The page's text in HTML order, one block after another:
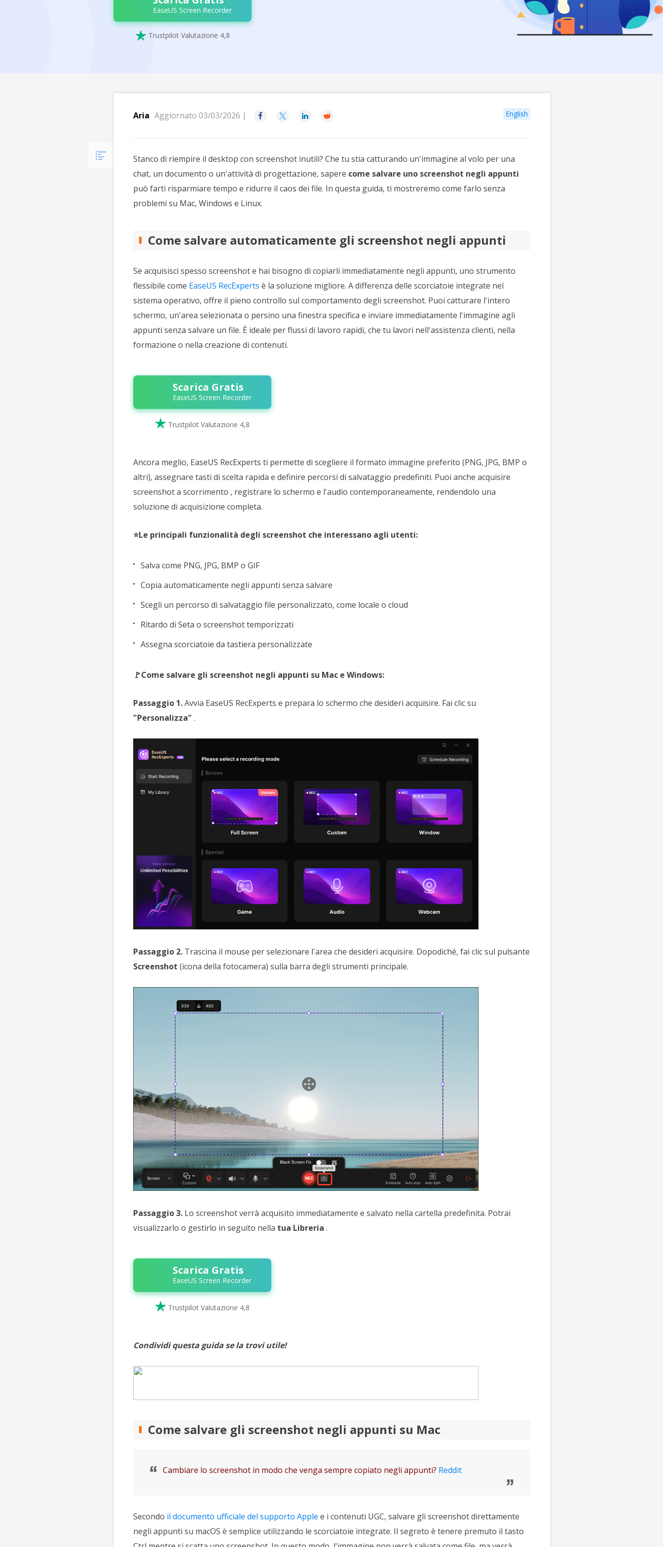
EaseUS Screen Recorder
 Trustpilot Valutazione 4,8
Aria Aggiornato 03/03/2026 |     English
Stanco di riempire il desktop con screenshot inutili? Che tu stia catturando un'immagine al volo per una
chat, un documento o un'attività di progettazione, sapere come salvare uno screenshot negli appunti
può farti risparmiare tempo e ridurre il caos dei file. In questa guida, ti mostreremo come farlo senza
problemi su Mac, Windows e Linux.
Come salvare automaticamente gli screenshot negli appunti
Se acquisisci spesso screenshot e hai bisogno di copiarli immediatamente negli appunti, uno strumento
flessibile come EaseUS RecExperts è la soluzione migliore. A differenza delle scorciatoie integrate nel
sistema operativo, offre il pieno controllo sul comportamento degli screenshot. Puoi catturare l'intero
schermo, un'area selezionata o persino una finestra specifica e inviare immediatamente l'immagine agli
appunti senza salvare un file. È ideale per flussi di lavoro rapidi, che tu lavori nell'assistenza clienti, nella
formazione o nella creazione di contenuti.
Scarica Gratis
EaseUS Screen Recorder
 Trustpilot Valutazione 4,8
Ancora meglio, EaseUS RecExperts ti permette di scegliere il formato immagine preferito (PNG, JPG, BMP o
altri), assegnare tasti di scelta rapida e definire percorsi di salvataggio predefiniti. Puoi anche acquisire
screenshot a scorrimento , registrare lo schermo e l'audio contemporaneamente, rendendolo una
soluzione di acquisizione completa.
⭐Le principali funzionalità degli screenshot che interessano agli utenti:
Salva come PNG, JPG, BMP o GIF
Copia automaticamente negli appunti senza salvare
Scegli un percorso di salvataggio file personalizzato, come locale o cloud
Ritardo di Seta o screenshot temporizzati
Assegna scorciatoie da tastiera personalizzate
🚩Come salvare gli screenshot negli appunti su Mac e Windows:
Passaggio 1.Avvia EaseUS RecExperts e prepara lo schermo che desideri acquisire. Fai clic su
"Personalizza" .
Passaggio 2.Trascina il mouse per selezionare l'area che desideri acquisire. Dopodiché, fai clic sul pulsante
Screenshot (icona della fotocamera) sulla barra degli strumenti principale.
Passaggio 3.Lo screenshot verrà acquisito immediatamente e salvato nella cartella predefinita. Potrai
visualizzarlo o gestirlo in seguito nella tua Libreria .
Scarica Gratis
EaseUS Screen Recorder
 Trustpilot Valutazione 4,8
Condividi questa guida se la trovi utile!
Come salvare gli screenshot negli appunti su Mac
Cambiare lo screenshot in modo che venga sempre copiato negli appunti? Reddit
Secondo il documento ufficiale del supporto Apple e i contenuti UGC, salvare gli screenshot direttamente
negli appunti su macOS è semplice utilizzando le scorciatoie integrate. Il segreto è tenere premuto il tasto